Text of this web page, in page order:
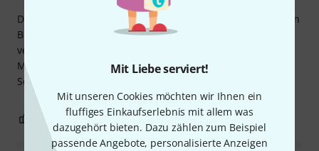
Mit Liebe serviert!
Mit unseren Cookies möchten wir Ihnen ein
fluffiges Einkaufserlebnis mit allem was
dazugehört bieten. Dazu zählen zum Beispiel
passende Angebote, personalisierte Anzeigen
Die Befestigungslöcher die man auf die Gitarre steckt sitzen
Bombe! Der Baumwollgurt ist super mit den Lederenden
verarbeitet und ist an sich weich. Komfortable Breite.
Meine Telecaster fühlt sich deutlich leichter an.
Sehr gutes Produkt.
0 BEWERTUNG MELDEN